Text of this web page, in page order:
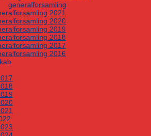
generalforsamling
2021
2020
2019
2018
2017
2016